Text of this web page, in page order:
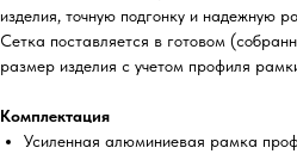
изделия, точную подгонку и надежную
Сетка поставляется в готовом
размер изделия с учетом профиля
Комплектация
Усиленная алюминиевая рамка